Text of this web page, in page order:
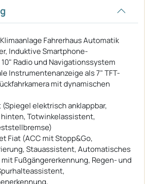
Fahrerhaus Automatik
Induktive Smartphone-
Radio und Navigationssystem
Instrumentenanzeige als 7" TFT-
mit dynamischen
(Spiegel elektrisch anklappbar,
hinten, Totwinkelassistent,
Fiat (ACC mit Stopp&Go,
Stauassistent, Automatisches
Fußgängererkennung, Regen- und